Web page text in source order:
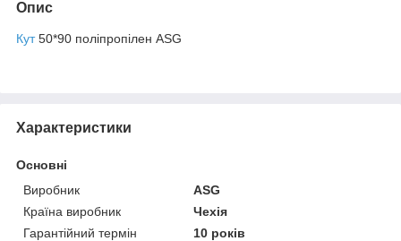
Опис
Кут50*90 поліпропілен ASG
Характеристики
Основні
Виробник
ASG
Країна виробник
Чехія
Гарантійний термін
10 років